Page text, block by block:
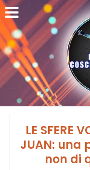
LE SFERE
JUAN: una
non di